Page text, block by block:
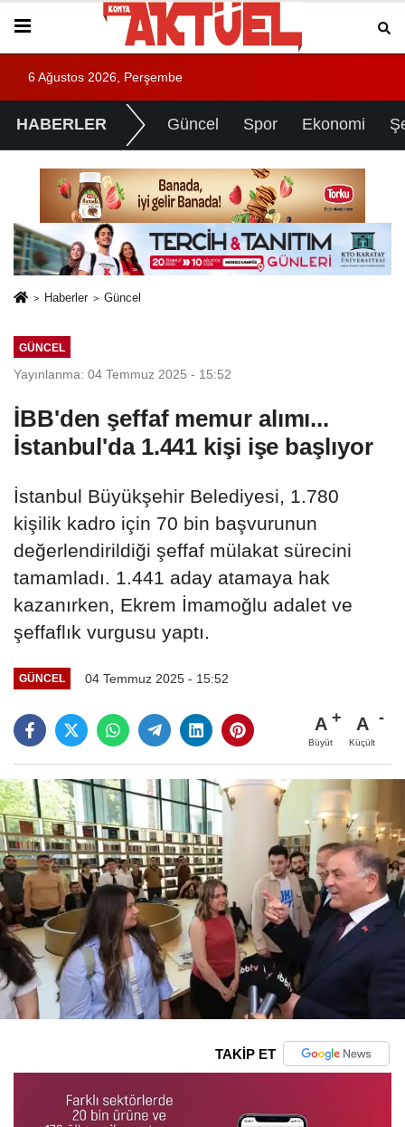
6 Ağustos 2026, Perşembe
HABERLER Güncel Spor Ekonomi
Haberler Güncel
GÜNCEL
Yayınlanma: 04 Temmuz 2025 - 15:52
İBB'den şeffaf memur alımı...
İstanbul'da 1.441 kişi işe başlıyor
İstanbul Büyükşehir Belediyesi, 1.780
kişilik kadro için 70 bin başvurunun
değerlendirildiği şeffaf mülakat sürecini
tamamladı. 1.441 aday atamaya hak
kazanırken, Ekrem İmamoğlu adalet ve
şeffaflık vurgusu yaptı.
GÜNCEL 04 Temmuz 2025 - 15:52
A
Büyüt
A
Küçült
TAKİP ET